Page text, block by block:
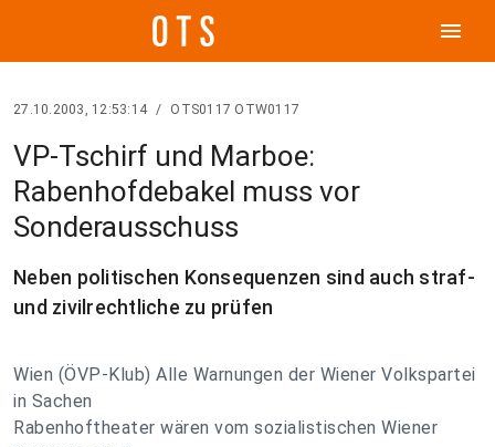
menu
27.10.2003, 12:53:14 / OTS0117 OTW0117
VP-Tschirf und Marboe:
Rabenhofdebakel muss vor
Sonderausschuss
Neben politischen Konsequenzen sind auch straf-
und zivilrechtliche zu prüfen
Wien (ÖVP-Klub) Alle Warnungen der Wiener Volkspartei
in Sachen
Rabenhoftheater wären vom sozialistischen Wiener